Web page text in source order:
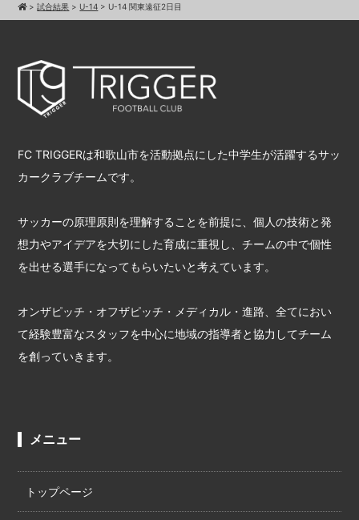
>試合結果 > U-14 > U-14 関東遠征2日目
FC TRIGGERは和歌山市を活動拠点にした中学生が活躍するサッ
カークラブチームです。
サッカーの原理原則を理解することを前提に、個人の技術と発
想力やアイデアを大切にした育成に重視し、チームの中で個性
を出せる選手になってもらいたいと考えています。
オンザピッチ・オフザピッチ・メディカル・進路、全てにおい
て経験豊富なスタッフを中心に地域の指導者と協力してチーム
を創っていきます。
メニュー
トップページ